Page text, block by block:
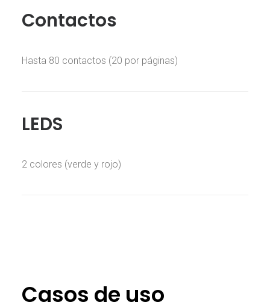
Contactos
Hasta 80 contactos (20 por páginas)
LEDS
2 colores (verde y rojo)
Casos de uso